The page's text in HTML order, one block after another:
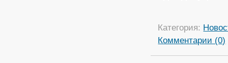
Категория:
Комментарии (0)